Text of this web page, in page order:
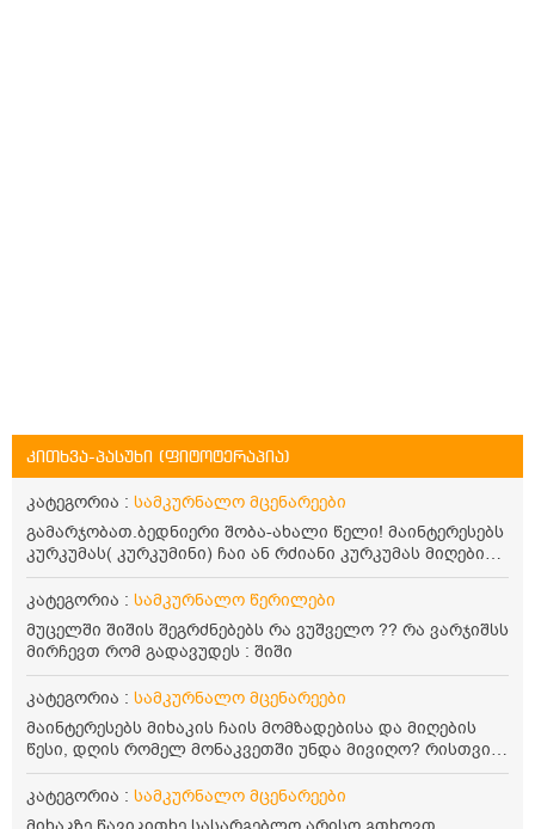
კითხვა-პასუხი (ფიტოტერაპია)
კატეგორია : სამკურნალო მცენარეები
გამარჯობათ.ბედნიერი შობა-ახალი წელი! მაინტერესებს
კურკუმას( კურკუმინი) ჩაი ან რძიანი კურკუმას მიღების
წესი. მაინტერესებდა და წავიკითხე ასეთი ინფორმაცია:
კურკუმას გააჩნია ანთების საწინააღმდეგო,
უნდა მივიღოთო ცხიმთან და შავ პილპილთან ერთად
ეფექტურობის მიზნით. 1) პირველი ვარიანტი არის ჩაი:
როგორ მივიღო კურკუმას ჩაი? უზმოზე,ჭამამდე თუ ჭამის
შემდეგ? თბილი წყალი უნდა დავასხათ თუ მდუღარე?
წავიკითხე რომ კურკუმას თუ დავასხამთ მდუღარე
წყალს, ის დაკარგავსო სასარგებლო თვისებებს, ასევე
წავიკითხე რომ თუ არ ადუღდა კურკუმა წყალში, მაშინ
შეიცავო დიდი ოდენობით ოქსალატებს და თირკმელში
გააჩენსო კენჭებს. ზუსტად ვერ გავიგე როგორ
კატეგორია : სამკურნალო წერილები
მუცელში შიშის შეგრძნებებს რა ვუშველო ?? რა ვარჯიშსს
მირჩევთ რომ გადავუდეს : შიში
კატეგორია : სამკურნალო მცენარეები
მაინტერესებს მიხაკის ჩაის მომზადებისა და მიღების
წესი, დღის რომელ მონაკვეთში უნდა მივიღო? რისთვის
არის სასარგებლო და უკუჩვენება თუ აქვს
კატეგორია : სამკურნალო მცენარეები